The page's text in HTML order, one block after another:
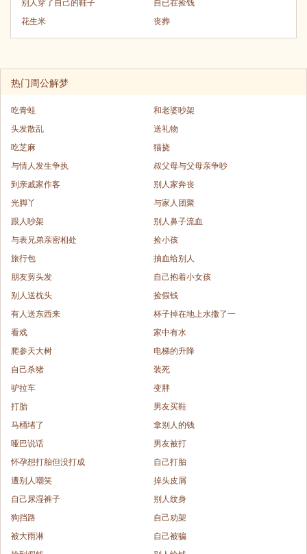
别人穿了自己的鞋子
自已在捡钱
花生米
丧葬
热门周公解梦
吃青蛙
和老婆吵架
头发散乱
送礼物
吃芝麻
猫挠
与情人发生争执
叔父母与父母亲争吵
到亲戚家作客
别人家奔丧
光脚丫
与家人团聚
跟人吵架
别人鼻子流血
与表兄弟亲密相处
捡小孩
旅行包
抽血给别人
朋友剪头发
自己抱着小女孩
别人送枕头
捡假钱
有人送东西来
杯子掉在地上水撒了一
看戏
家中有水
爬参天大树
电梯的升降
自己杀猪
装死
驴拉车
变胖
打胎
男友买鞋
马桶堵了
拿别人的钱
哑巴说话
男友被打
怀孕想打胎但没打成
自己打胎
遭别人嘲笑
掉头皮屑
自己尿湿裤子
别人纹身
狗挡路
自己劝架
被大雨淋
自己被骗